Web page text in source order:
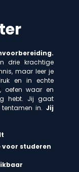
drie krachtige
maar leer je
en in echte
oefen waar en
hebt. Jij gaat
in. Jij
voor studeren